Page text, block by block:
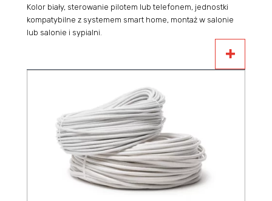
Kolor biały, sterowanie pilotem lub telefonem, jednostki
kompatybilne z systemem smart home, montaż w salonie
lub salonie i sypialni.